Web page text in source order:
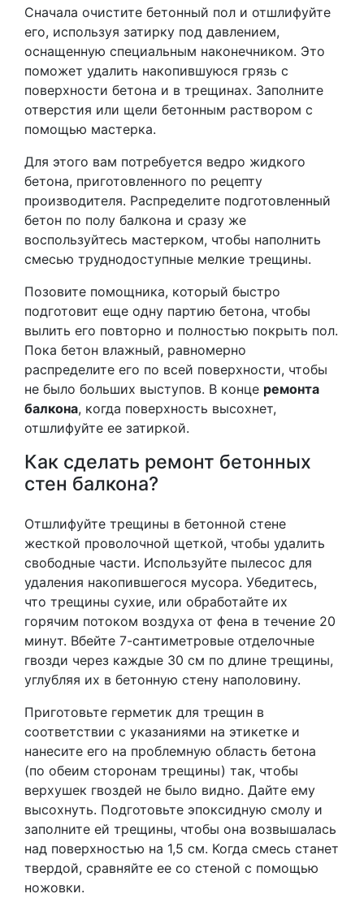
Сначала очистите бетонный пол и отшлифуйте
его, используя затирку под давлением,
оснащенную специальным наконечником. Это
поможет удалить накопившуюся грязь с
поверхности бетона и в трещинах. Заполните
отверстия или щели бетонным раствором с
помощью мастерка.
Для этого вам потребуется ведро жидкого
бетона, приготовленного по рецепту
производителя. Распределите подготовленный
бетон по полу балкона и сразу же
воспользуйтесь мастерком, чтобы наполнить
смесью труднодоступные мелкие трещины.
Позовите помощника, который быстро
подготовит еще одну партию бетона, чтобы
вылить его повторно и полностью покрыть пол.
Пока бетон влажный, равномерно
распределите его по всей поверхности, чтобы
не было больших выступов. В конце ремонта
балкона, когда поверхность высохнет,
отшлифуйте ее затиркой.
Как сделать ремонт бетонных
стен балкона?
Отшлифуйте трещины в бетонной стене
жесткой проволочной щеткой, чтобы удалить
свободные части. Используйте пылесос для
удаления накопившегося мусора. Убедитесь,
что трещины сухие, или обработайте их
горячим потоком воздуха от фена в течение 20
минут. Вбейте 7-сантиметровые отделочные
гвозди через каждые 30 см по длине трещины,
углубляя их в бетонную стену наполовину.
Приготовьте герметик для трещин в
соответствии с указаниями на этикетке и
нанесите его на проблемную область бетона
(по обеим сторонам трещины) так, чтобы
верхушек гвоздей не было видно. Дайте ему
высохнуть. Подготовьте эпоксидную смолу и
заполните ей трещины, чтобы она возвышалась
над поверхностью на 1,5 см. Когда смесь станет
твердой, сравняйте ее со стеной с помощью
ножовки.